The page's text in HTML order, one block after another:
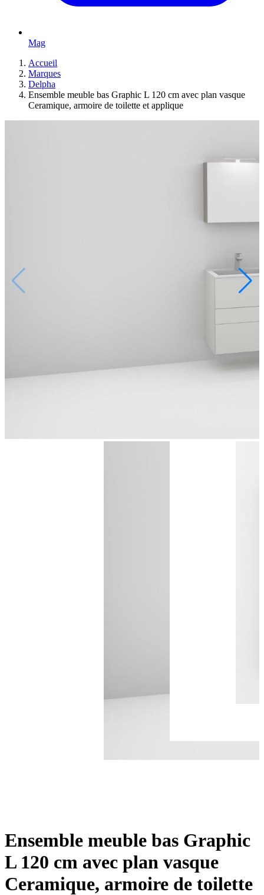
Mag
Accueil
Marques
Delpha
Ensemble meuble bas Graphic L 120 cm avec plan vasque
Ceramique, armoire de toilette et applique
Ensemble meuble bas Graphic
L 120 cm avec plan vasque
Ceramique, armoire de toilette